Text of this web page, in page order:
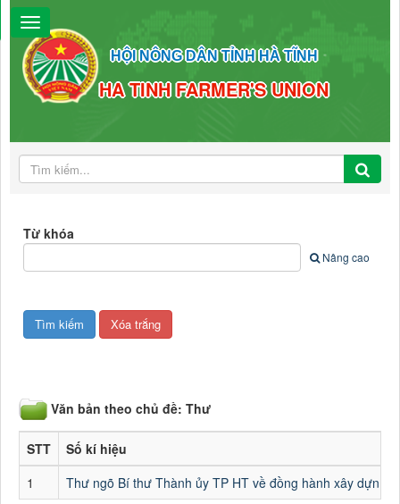
HỘI NÔNG DÂN TỈNH HÀ TĨNH
HA TINH FARMER'S UNION
Từ khóa
Nâng cao
Văn bản theo chủ đề: Thư
STT Số kí hiệu
1
Thư ngõ Bí thư Thành ủy TP HT về đồng hành xây dựn